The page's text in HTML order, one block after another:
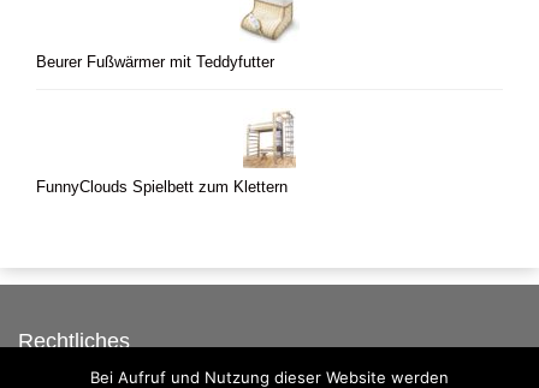
Beurer Fußwärmer mit Teddyfutter
FunnyClouds Spielbett zum Klettern
Rechtliches
Auf dieser Seite werben
Bei Aufruf und Nutzung dieser Website werden